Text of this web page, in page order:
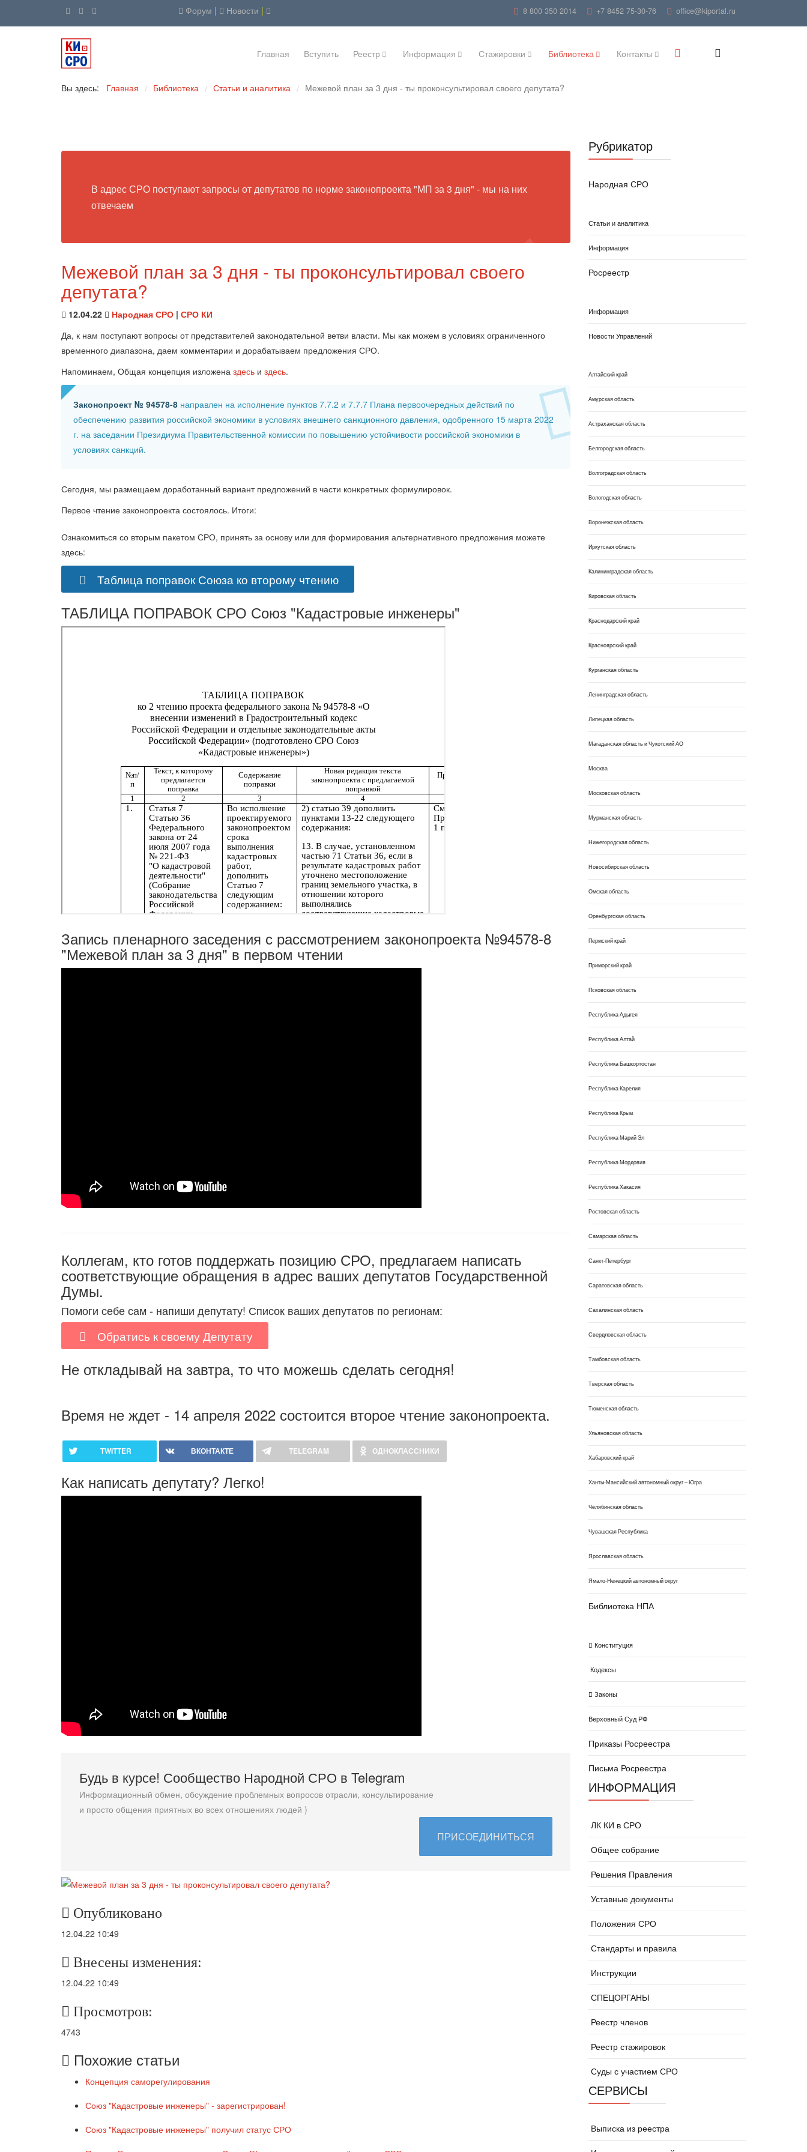
Форум | Новости | 8 800 350 2014 +7 8452 75-30-76 office@kiportal.ru
Главная Вступить Реестр Информация Стажировки Библиотека Контакты
Вы здесь: Главная / Библиотека / Статьи и аналитика / Межевой план за 3 дня - ты проконсультировал своего депутата?
В адрес СРО поступают запросы от депутатов по норме законопроекта "МП за 3 дня" - мы на них
отвечаем
Межевой план за 3 дня - ты проконсультировал своего
депутата?
12.04.22 Народная СРО | СРО КИ
Да, к нам поступают вопросы от представителей законодательной ветви власти. Мы как можем в условиях ограниченного
временного диапазона, даем комментарии и дорабатываем предложения СРО.
Напоминаем, Общая концепция изложена здесь и здесь.
Законопроект № 94578-8 направлен на исполнение пунктов 7.7.2 и 7.7.7 Плана первоочередных действий по
обеспечению развития российской экономики в условиях внешнего санкционного давления, одобренного 15 марта 2022
г. на заседании Президиума Правительственной комиссии по повышению устойчивости российской экономики в
условиях санкций.
Сегодня, мы размещаем доработанный вариант предложений в части конкретных формулировок.
Первое чтение законопроекта состоялось. Итоги:
Ознакомиться со вторым пакетом СРО, принять за основу или для формирования альтернативного предложения можете
здесь:
Таблица поправок Союза ко второму чтению
ТАБЛИЦА ПОПРАВОК СРО Союз "Кадастровые инженеры"
Запись пленарного заседения с рассмотрением законопроекта №94578-8
"Межевой план за 3 дня" в первом чтении
Коллегам, кто готов поддержать позицию СРО, предлагаем написать
соответствующие обращения в адрес ваших депутатов Государственной
Думы.
Помоги себе сам - напиши депутату! Список ваших депутатов по регионам:
Обратись к своему Депутату
Не откладывай на завтра, то что можешь сделать сегодня!
Время не ждет - 14 апреля 2022 состоится второе чтение законопроекта.
TWITTER ВКОНТАКТЕ TELEGRAM ОДНОКЛАССНИКИ
Как написать депутату? Легко!
Будь в курсе! Сообщество Народной СРО в Telegram
Информационный обмен, обсуждение проблемных вопросов отрасли, консультирование
и просто общения приятных во всех отношениях людей )
ПРИСОЕДИНИТЬСЯ
Опубликовано
12.04.22 10:49
Внесены изменения:
12.04.22 10:49
Просмотров:
4743
Похожие статьи
Концепция саморегулирования
Союз "Кадастровые инженеры" - зарегистрирован!
Союз "Кадастровые инженеры" получил статус СРО
Рубрикатор
Народная СРО
Статьи и аналитика
Информация
Росреестр
Информация
Новости Управлений
Алтайский край
Амурская область
Астраханская область
Белгородская область
Волгоградская область
Вологодская область
Воронежская область
Иркутская область
Калининградская область
Кировская область
Краснодарский край
Красноярский край
Курганская область
Ленинградская область
Липецкая область
Магаданская область и Чукотский АО
Москва
Московская область
Мурманская область
Нижегородская область
Новосибирская область
Омская область
Оренбургская область
Пермский край
Приморский край
Псковская область
Республика Адыгея
Республика Алтай
Республика Башкортостан
Республика Карелия
Республика Крым
Республика Марий Эл
Республика Мордовия
Республика Хакасия
Ростовская область
Самарская область
Санкт-Петербург
Саратовская область
Сахалинская область
Свердловская область
Тамбовская область
Тверская область
Тюменская область
Ульяновская область
Хабаровский край
Ханты-Мансийский автономный округ – Югра
Челябинская область
Чувашская Республика
Ярославская область
Ямало-Ненецкий автономный округ
Библиотека НПА
Конституция
Кодексы
Законы
Верховный Суд РФ
Приказы Росреестра
Письма Росреестра
ИНФОРМАЦИЯ
ЛК КИ в СРО
Общее собрание
Решения Правления
Уставные документы
Положения СРО
Стандарты и правила
Инструкции
СПЕЦОРГАНЫ
Реестр членов
Реестр стажировок
Суды с участием СРО
СЕРВИСЫ
Выписка из реестра